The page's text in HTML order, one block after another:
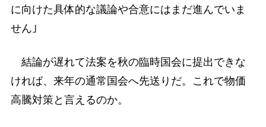
に向けた具体的な議論や合意にはまだ進んでいま
せん｣
結論が遅れて法案を秋の臨時国会に提出できな
ければ、来年の通常国会へ先送りだ。これで物価
高騰対策と言えるのか。